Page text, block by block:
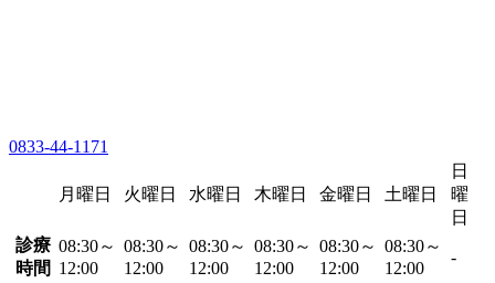
0833-44-1171
月曜日 火曜日 水曜日 木曜日 金曜日 土曜日
日
曜
日
診療
時間
08:30～
12:00
08:30～
12:00
08:30～
12:00
08:30～
12:00
08:30～
12:00
08:30～
12:00
-